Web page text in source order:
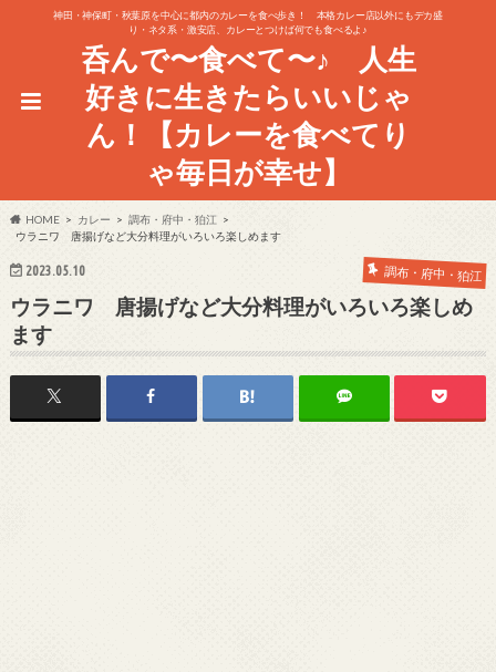
神田・神保町・秋葉原を中心に都内のカレーを食べ歩き！ 本格カレー店以外にもデカ盛
り・ネタ系・激安店、カレーとつけば何でも食べるよ♪
呑んで〜食べて〜♪ 人生
好きに生きたらいいじゃ
ん！【カレーを食べてり
ゃ毎日が幸せ】
HOME カレー
調布・府中・狛江
ウラニワ 唐揚げなど大分料理がいろいろ楽しめます
2023.05.10 調布・府中・狛江
ウラニワ 唐揚げなど大分料理がいろいろ楽しめ
ます